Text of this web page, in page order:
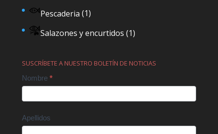
Pescaderia (1)
Salazones y encurtidos (1)
SUSCRÍBETE A NUESTRO BOLETÍN DE NOTICIAS
Contact
Nombre *
Apellidos